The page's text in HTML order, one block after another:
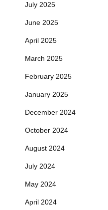
July 2025
June 2025
April 2025
March 2025
February 2025
January 2025
December 2024
October 2024
August 2024
July 2024
May 2024
April 2024